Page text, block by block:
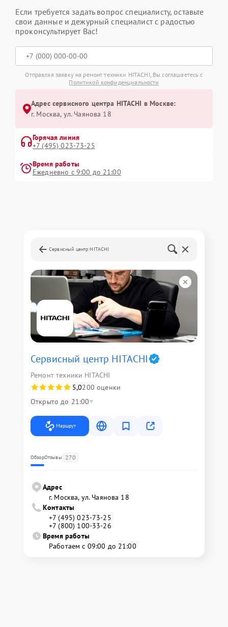
Если требуется задать вопрос специалисту, оставьте
свои данные и дежурный специалист с радостью
проконсультирует Вас!
Отправляя заявку на ремонт техники HITACHI, Вы соглашаетесь с
Политикой конфиденциальности
Адрес сервисного центра HITACHI в Москве:
г. Москва, ул. Чаянова 18
Горячая линия
+7 (495) 023-73-25
Время работы
Ежедневно с 9:00 до 21:00
Сервисный центр HITACHI
Сервисный центр HITACHI
Ремонт техники HITACHI
5,0200 оценки
Открыто до 21:00
Маршрут
ОбзорОтзывы 270
Адрес
г. Москва, ул. Чаянова 18
Контакты
+7 (495) 023-73-25
+7 (800) 100-33-26
Время работы
Работаем с 09:00 до 21:00